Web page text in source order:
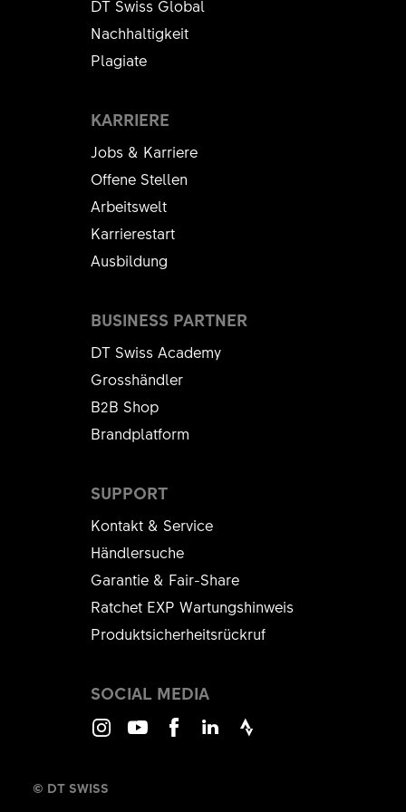
DT Swiss Global
Nachhaltigkeit
Plagiate
KARRIERE
Jobs & Karriere
Offene Stellen
Arbeitswelt
Karrierestart
Ausbildung
SUPPORT
Kontakt & Service
Händlersuche
Garantie & Fair-Share
Ratchet EXP Wartungshinweis
Produktsicherheitsrückruf
BUSINESS PARTNER
DT Swiss Academy
Grosshändler
B2B Shop
Brandplatform
SOCIAL MEDIA
© DT SWISS